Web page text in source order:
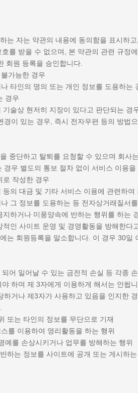
는 자는 약관의 내용에 동의함을 표시하
를 받을 수 없으며, 본 약관의 관련 규정
회원 등록을 승인합니다.
가능한 경우
타인의 명의 또는 개인 정보를 도용하는
경우
술상 현저히 지장이 있다고 판단되는 경
이 있는 경우, 즉시 전자우편 등의 방법
중단하고 탈퇴를 요청할 수 있으며 회사
우 별도의 통보 절차 없이 서비스 이용
작성한 경우
의 대금 및 기타 서비스 이용에 관련하
그 정보를 도용하는 등 전자상거래질서
하거나 미풍양속에 반하는 행위를 하는
인 사이트 운영 및 경영활동을 방해한다
는 회원등록을 말소합니다. 이 경우 30
어 일어날 수 있는 금전적 손실 등 각종
하며 제 3자에게 이용하게 해서는 안됩니
거나 제3자가 사용하고 있음을 인지한
또는 타인의 정보를 무단으로 기재
를 이용하여 영리활동을 하는 행위
를 손상시키거나 업무를 방해하는 행위
하는 정보를 사이트에 공개 또는 게시하는